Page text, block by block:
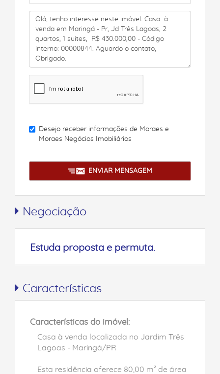
Desejo receber informações de Moraes e
Moraes Negócios Imobiliários
ENVIAR MENSAGEM
Negociação
Estuda proposta e permuta.
Características
Características do imóvel:
Casa à venda localizada no Jardim Três
Lagoas - Maringá/PR
Esta residência oferece 80,00 m² de área